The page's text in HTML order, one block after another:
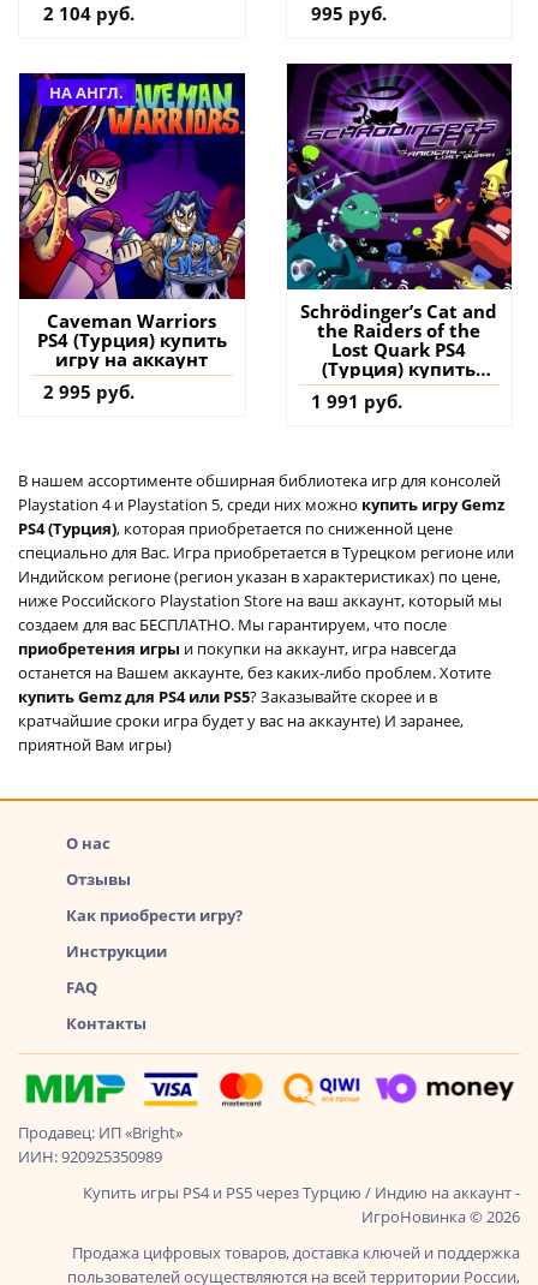
2 104 руб.
995 руб.
НА АНГЛ.
Caveman Warriors
PS4 (Турция) купить
игру на аккаунт
2 995 руб.
Schrödinger’s Cat and
the Raiders of the
Lost Quark PS4
(Турция) купить
игру на аккаунт
1 991 руб.
В нашем ассортименте обширная библиотека игр для консолей
Playstation 4 и Playstation 5, среди них можно купить игру Gemz
PS4 (Турция), которая приобретается по сниженной цене
специально для Вас. Игра приобретается в Турецком регионе или
Индийском регионе (регион указан в характеристиках) по цене,
ниже Российского Playstation Store на ваш аккаунт, который мы
создаем для вас БЕСПЛАТНО. Мы гарантируем, что после
приобретения игры и покупки на аккаунт, игра навсегда
останется на Вашем аккаунте, без каких-либо проблем. Хотите
купить Gemz для PS4 или PS5? Заказывайте скорее и в
кратчайшие сроки игра будет у вас на аккаунте) И заранее,
приятной Вам игры)
О нас
Отзывы
Как приобрести игру?
Инструкции
FAQ
Контакты
Продавец: ИП «Bright»
ИИН: 920925350989
Купить игры PS4 и PS5 через Турцию / Индию на аккаунт -
ИгроНовинка © 2026
Продажа цифровых товаров, доставка ключей и поддержка
пользователей осуществляются на всей территории России,